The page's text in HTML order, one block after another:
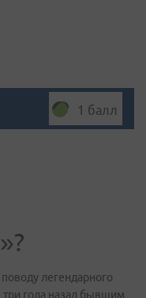
1 балл
легендарного
три года назад бывшим